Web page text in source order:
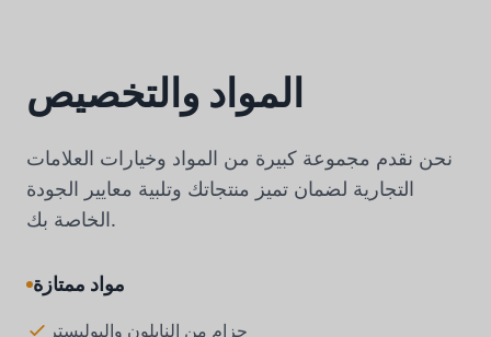
المواد والتخصيص
نحن نقدم مجموعة كبيرة من المواد وخيارات العلامات
التجارية لضمان تميز منتجاتك وتلبية معايير الجودة
الخاصة بك.
مواد ممتازة
حزام من النايلون والبوليستر